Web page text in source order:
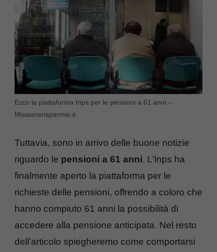
Ecco la piattaforma Inps per le pensioni a 61 anni –
Missionerisparmio.it
Tuttavia, sono in arrivo delle buone notizie
riguardo le pensioni a 61 anni. L’Inps ha
finalmente aperto la piattaforma per le
richieste delle pensioni, offrendo a coloro che
hanno compiuto 61 anni la possibilità di
accedere alla pensione anticipata. Nel resto
dell’articolo spiegheremo come comportarsi